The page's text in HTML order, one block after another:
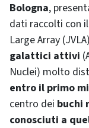
Bologna,
dati raccolti con
Large Array
galattici attivi
Nuclei) molto
entro il primo
centro dei buchi
conosciuti a